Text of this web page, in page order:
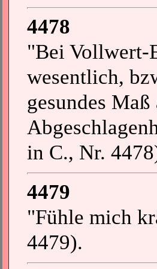
4478
"Bei Vollwert-
wesentlich,
gesundes
in C., Nr.
4479
"Fühle mich
4479).